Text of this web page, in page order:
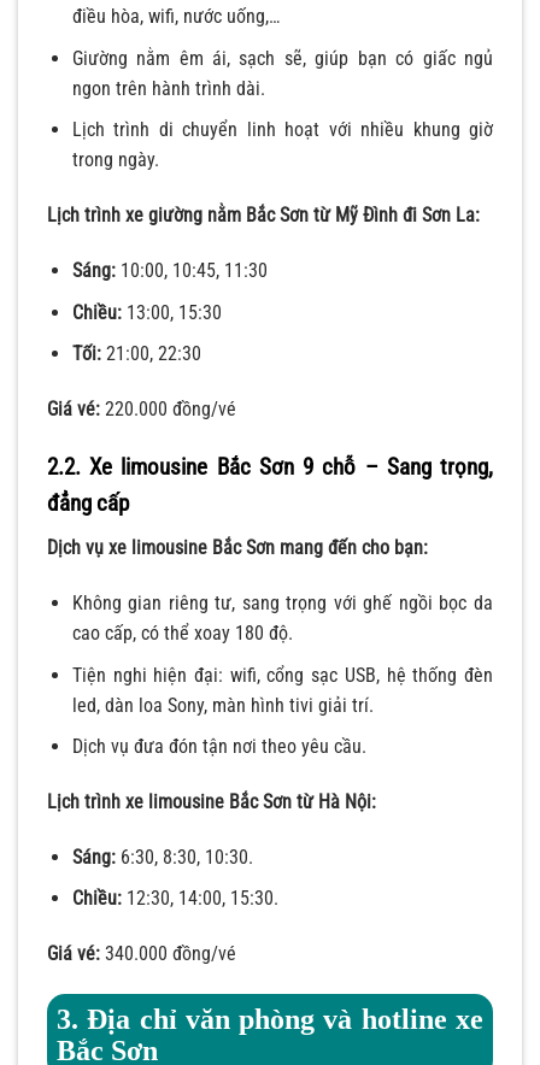
điều hòa, wifi, nước uống,…
Giường nằm êm ái, sạch sẽ, giúp bạn có giấc ngủ
ngon trên hành trình dài.
Lịch trình di chuyển linh hoạt với nhiều khung giờ
trong ngày.
Lịch trình xe giường nằm Bắc Sơn từ Mỹ Đình đi Sơn La:
Sáng:10:00, 10:45, 11:30
Chiều:13:00, 15:30
Tối:21:00, 22:30
Giá vé: 220.000 đồng/vé
2.2. Xe limousine Bắc Sơn 9 chỗ – Sang trọng,
đẳng cấp
Dịch vụ xe limousine Bắc Sơn mang đến cho bạn:
Không gian riêng tư, sang trọng với ghế ngồi bọc da
cao cấp, có thể xoay 180 độ.
Tiện nghi hiện đại: wifi, cổng sạc USB, hệ thống đèn
led, dàn loa Sony, màn hình tivi giải trí.
Dịch vụ đưa đón tận nơi theo yêu cầu.
Lịch trình xe limousine Bắc Sơn từ Hà Nội:
Sáng:6:30, 8:30, 10:30.
Chiều:12:30, 14:00, 15:30.
Giá vé: 340.000 đồng/vé
3. Địa chỉ văn phòng và hotline xe
Bắc Sơn